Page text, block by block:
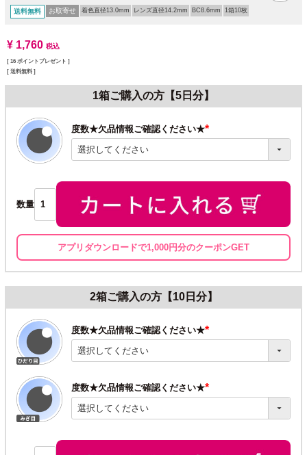
送料無料 お取寄せ 着色直径13.0mm レンズ直径14.2mm BC8.6mm 1箱10枚
¥ 1,760 税込
[ 16 ポイントプレゼント ]
送料無料
1箱ご購入の方【5日分】
度数★欠品情報ご確認ください★
(必
数量
アプリダウンロードで1,000円分のクーポンGET
2箱ご購入の方【10日分】
度数★欠品情報ご確認ください★
(必
度数★欠品情報ご確認ください★
(必